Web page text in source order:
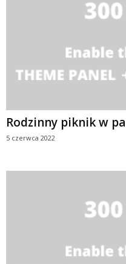
Rodzinny piknik w
5 czerwca 2022